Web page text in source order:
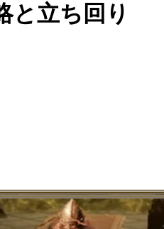
と立ち回り